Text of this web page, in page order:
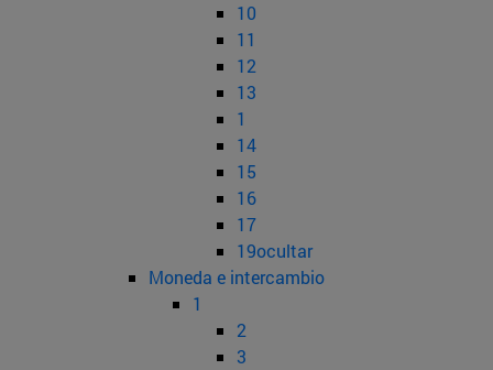
10
11
12
13
1
14
15
16
17
19ocultar
Moneda e intercambio
1
2
3